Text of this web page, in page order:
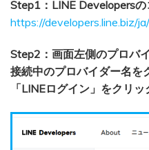
Step1：LINE Developers
https://developers.line.biz/ja/
Step2：画面左側のプロバ
接続中のプロバイダー名を
「LINEログイン」をクリッ